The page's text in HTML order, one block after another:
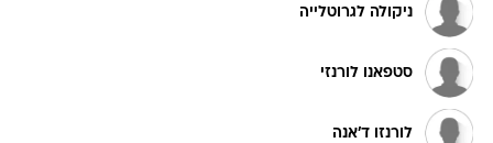
ניקולה לגרוטלייה
סטפאנו לורנזי
לורנזו ד'אנה